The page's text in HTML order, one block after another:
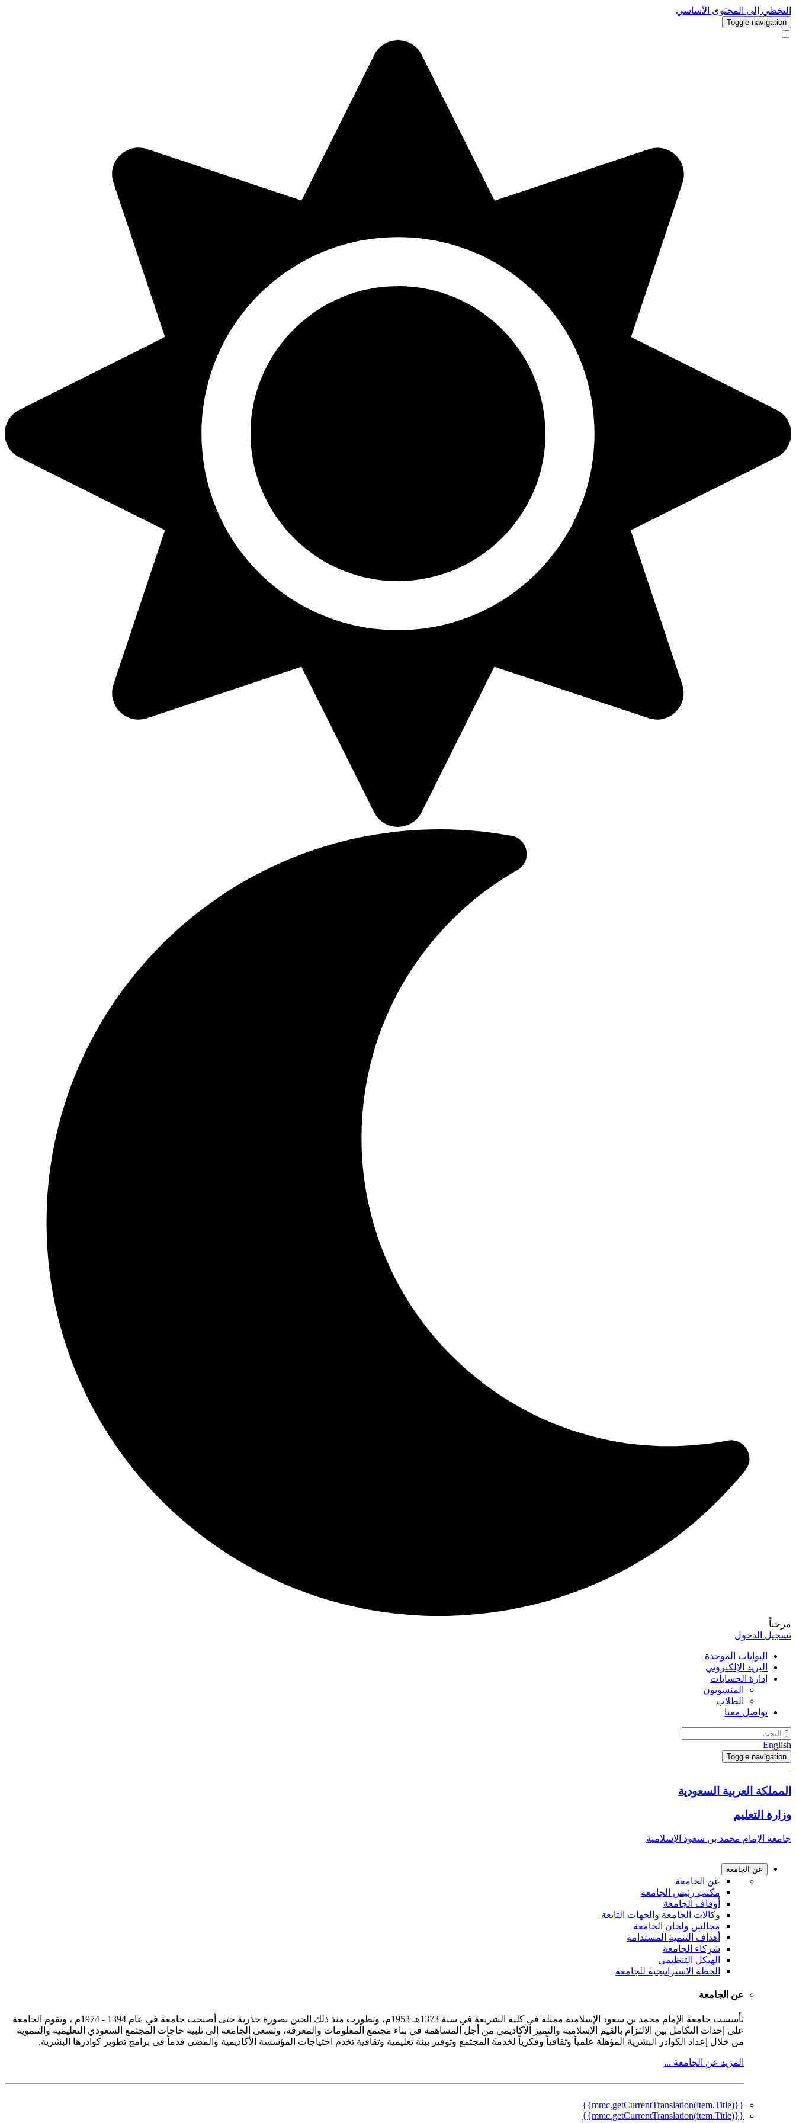
التخطي إلى المحتوى الأساسي
Toggle navigation
مرحباً
تسجيل الدخول
البوابات الموحدة
البريد الإلكتروني
إدارة الحسابات
المنسوبون
الطلاب
تواصل معنا
English
Toggle navigation
المملكة العربية السعودية
وزارة التعليم
جامعة الإمام محمد بن سعود الإسلامية
عن الجامعة
عن الجامعة
مكتب رئيس الجامعة
أوقاف الجامعة
وكالات الجامعة والجهات التابعة
مجالس ولجان الجامعة
أهداف التنمية المستدامة
شركاء الجامعة
الهيكل التنظيمي
الخطة الاستراتيجية للجامعة
عن الجامعة
تأسست جامعة الإمام محمد بن سعود الإسلامية ممثلة في كلية الشريعة في سنة 1373هـ 1953م، وتطورت منذ ذلك الحين بصورة جذرية حتى أصبحت جامعة في عام 1394 - 1974م ، وتقوم الجامعة
على إحداث التكامل بين الالتزام بالقيم الإسلامية والتميز الأكاديمي من أجل المساهمة في بناء مجتمع المعلومات والمعرفة، وتسعى الجامعة إلى تلبية حاجات المجتمع السعودي التعليمية والتنموية
من خلال إعداد الكوادر البشرية المؤهلة علمياً وثقافياً وفكرياً لخدمة المجتمع وتوفير بيئة تعليمية وثقافية تخدم احتياجات المؤسسة الأكاديمية والمضي قدماً في برامج تطوير كوادرها البشرية.
المزيد عن الجامعة ...
{{mmc.getCurrentTranslation(item.Title)}}
{{mmc.getCurrentTranslation(item.Title)}}